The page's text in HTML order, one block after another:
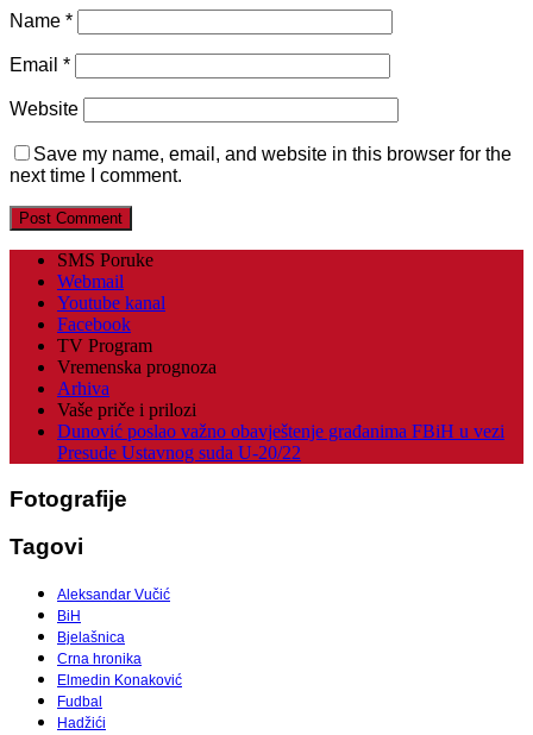
Name *
Email *
Website
Save my name, email, and website in this browser for the
next time I comment.
SMS Poruke
Webmail
Youtube kanal
Facebook
TV Program
Vremenska prognoza
Arhiva
Vaše priče i prilozi
Dunović poslao važno obavještenje građanima FBiH u vezi
Presude Ustavnog suda U-20/22
Fotografije
Tagovi
Aleksandar Vučić
BiH
Bjelašnica
Crna hronika
Elmedin Konaković
Fudbal
Hadžići